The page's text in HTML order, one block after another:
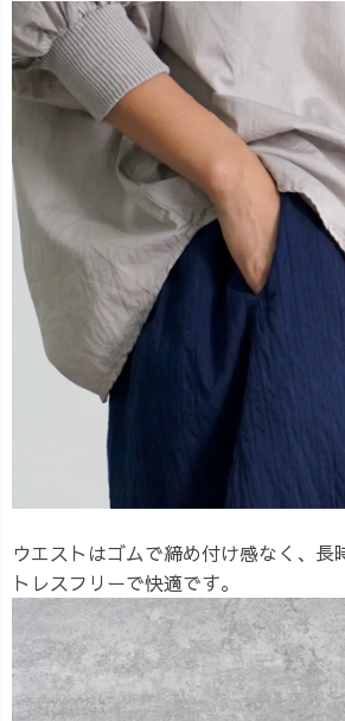
ウエストはゴムで締め付け感なく、長
トレスフリーで快適です。